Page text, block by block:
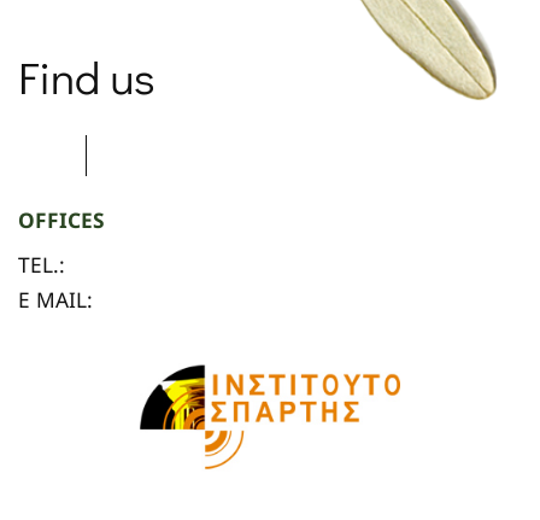
Find us
OFFICES
TEL.:
E MAIL: